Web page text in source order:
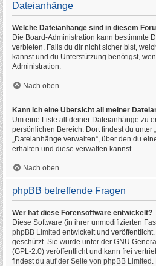
Dateianhänge
Welche Dateianhänge sind in diesem
Die Board-Administration kann bestimmte
verbieten. Falls du dir nicht sicher bist,
kannst und du Unterstützung benötigst,
Administration.
Nach oben
Kann ich eine Übersicht all meiner
Um eine Liste all deiner Dateianhänge zu
persönlichen Bereich. Dort findest du unter
„Dateianhänge verwalten“, über den du
erhalten und diese verwalten kannst.
Nach oben
phpBB betreffende Fragen
Wer hat diese Forensoftware entwickelt?
Diese Software (in ihrer unmodifizierten
phpBB Limited entwickelt und
geschützt. Sie wurde unter der GNU
(GPL-2.0) veröffentlicht und kann frei
findest du auf der Seite von phpBB Limited .